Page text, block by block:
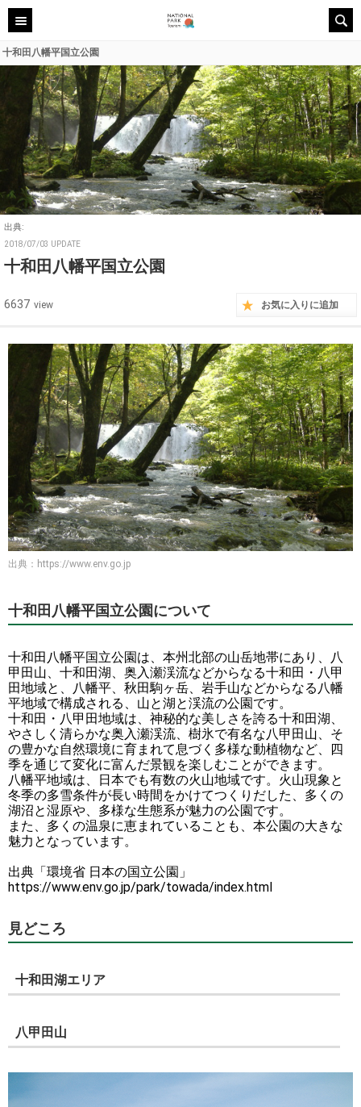
十和田八幡平国立公園
出典:
2018/07/03 UPDATE
十和田八幡平国立公園
6637 view お気に入りに追加
出典： https://www.env.go.jp
十和田八幡平国立公園について
十和田八幡平国立公園は、本州北部の山岳地帯にあり、八
甲田山、十和田湖、奥入瀬渓流などからなる十和田・八甲
田地域と、八幡平、秋田駒ヶ岳、岩手山などからなる八幡
平地域で構成される、山と湖と渓流の公園です。
十和田・八甲田地域は、神秘的な美しさを誇る十和田湖、
やさしく清らかな奥入瀬渓流、樹氷で有名な八甲田山、そ
の豊かな自然環境に育まれて息づく多様な動植物など、四
季を通じて変化に富んだ景観を楽しむことができます。
八幡平地域は、日本でも有数の火山地域です。火山現象と
冬季の多雪条件が長い時間をかけてつくりだした、多くの
湖沼と湿原や、多様な生態系が魅力の公園です。
また、多くの温泉に恵まれていることも、本公園の大きな
魅力となっています。
出典「環境省 日本の国立公園」
https://www.env.go.jp/park/towada/index.html
見どころ
十和田湖エリア
八甲田山